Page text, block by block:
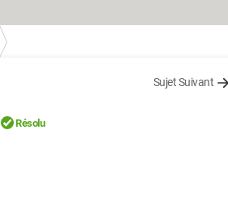
Sujet Suivant
Résolu